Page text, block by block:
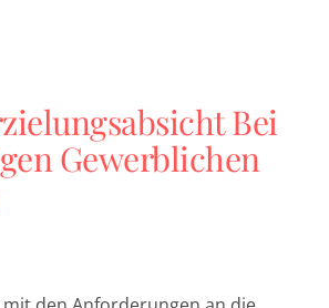
Bei
Gewerblichen